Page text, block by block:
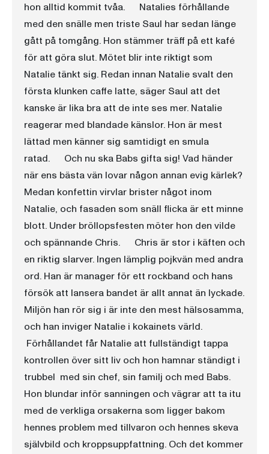
hon alltid kommit tvåa. Natalies förhållande
med den snälle men triste Saul har sedan länge
gått på tomgång. Hon stämmer träff på ett kafé
för att göra slut. Mötet blir inte riktigt som
Natalie tänkt sig. Redan innan Natalie svalt den
första klunken caffe latte, säger Saul att det
kanske är lika bra att de inte ses mer. Natalie
reagerar med blandade känslor. Hon är mest
lättad men känner sig samtidigt en smula
ratad. Och nu ska Babs gifta sig! Vad händer
när ens bästa vän lovar någon annan evig kärlek?
Medan konfettin virvlar brister något inom
Natalie, och fasaden som snäll flicka är ett minne
blott. Under bröllopsfesten möter hon den vilde
och spännande Chris. Chris är stor i käften och
en riktig slarver. Ingen lämplig pojkvän med andra
ord. Han är manager för ett rockband och hans
försök att lansera bandet är allt annat än lyckade.
Miljön han rör sig i är inte den mest hälsosamma,
och han inviger Natalie i kokainets värld.
Förhållandet får Natalie att fullständigt tappa
kontrollen över sitt liv och hon hamnar ständigt i
trubbel  med sin chef, sin familj och med Babs.
Hon blundar inför sanningen och vägrar att ta itu
med de verkliga orsakerna som ligger bakom
hennes problem med tillvaron och hennes skeva
självbild och kroppsuppfattning. Och det kommer